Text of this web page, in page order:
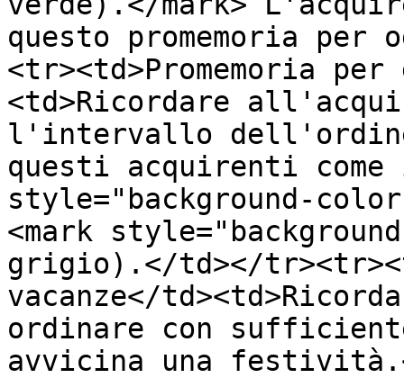
questo promemoria
<tr><td>Promemoria
<td>Ricordare
l'intervallo dell'ordine
questi acquirenti
style="background-
<mark
grigio).</td></
vacanze</
ordinare con
avvicina una